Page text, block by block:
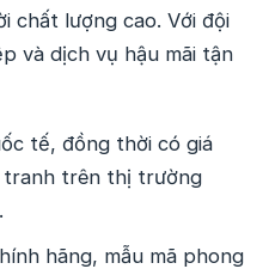
chất lượng cao. Với đội
và dịch vụ hậu mãi tận
tế, đồng thời có giá
tranh trên thị trường
hãng, mẫu mã phong